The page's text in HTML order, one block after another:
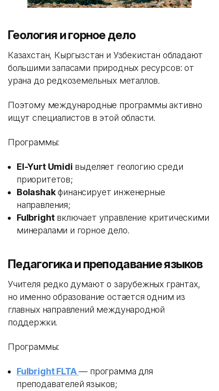
Геология и горное дело
Казахстан, Кыргызстан и Узбекистан обладают
большими запасами природных ресурсов: от
урана до редкоземельных металлов.
Поэтому международные программы активно
ищут специалистов в этой области.
Программы:
El-Yurt Umidi выделяет геологию среди
приоритетов;
Bolashakфинансирует инженерные
направления;
Fulbrightвключает управление критическими
минералами и горное дело.
Педагогика и преподавание языков
Учителя редко думают о зарубежных грантах,
но именно образование остается одним из
главных направлений международной
поддержки.
Программы:
Fulbright FLTA — программа для
преподавателей языков;